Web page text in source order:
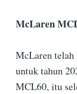
McLaren
McLaren telah
untuk tahun
MCL60, itu